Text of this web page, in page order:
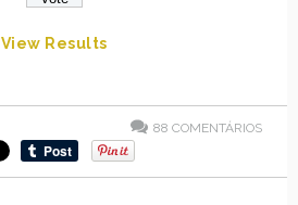
View Results
88 COMENTÁRIOS